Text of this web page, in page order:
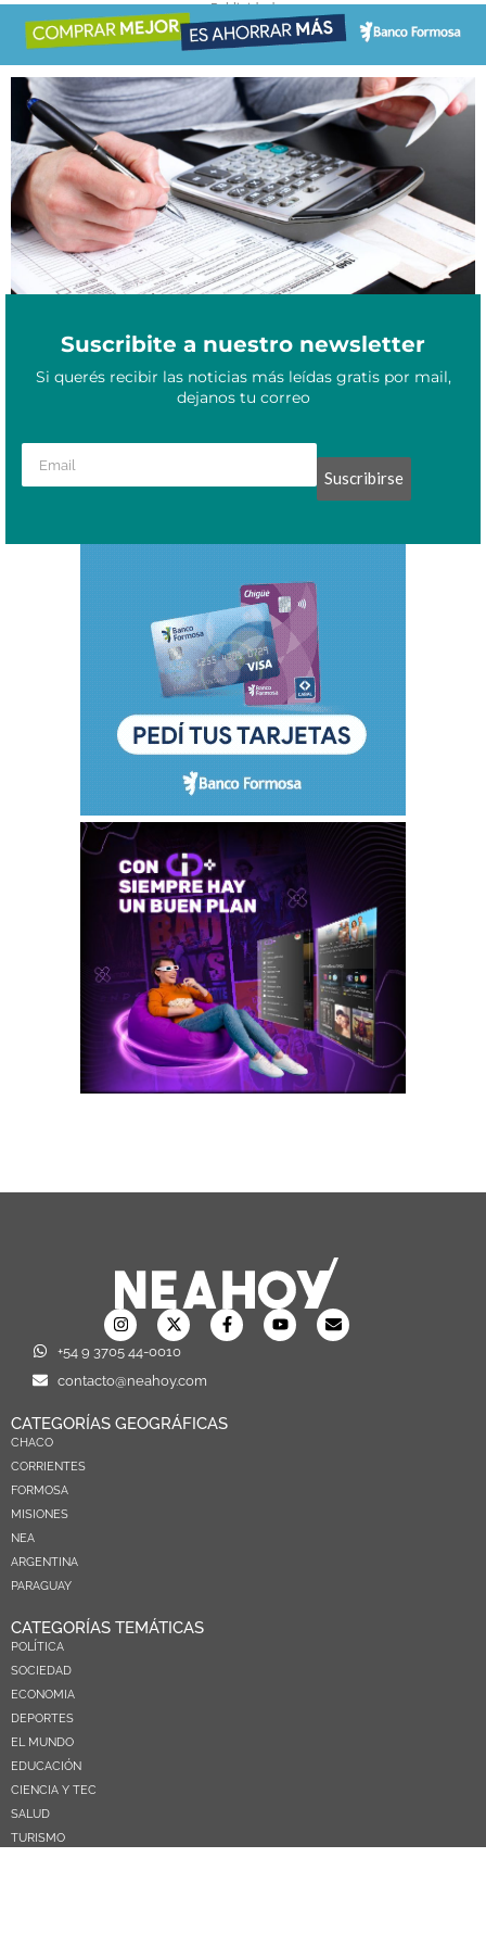
- Publicidad -
¿Cuáles son las alícuotas del IVA en 2022?
Febrero 13, 2022
Suscribite a nuestro newsletter
Si querés recibir las noticias más leídas gratis por mail,
dejanos tu correo
Suscribirse
+54 9 3705 44-0010
contacto@neahoy.com
CATEGORÍAS GEOGRÁFICAS
CHACO
CORRIENTES
FORMOSA
MISIONES
NEA
ARGENTINA
PARAGUAY
CATEGORÍAS TEMÁTICAS
POLÍTICA
SOCIEDAD
ECONOMIA
DEPORTES
EL MUNDO
EDUCACIÓN
CIENCIA Y TEC
SALUD
TURISMO